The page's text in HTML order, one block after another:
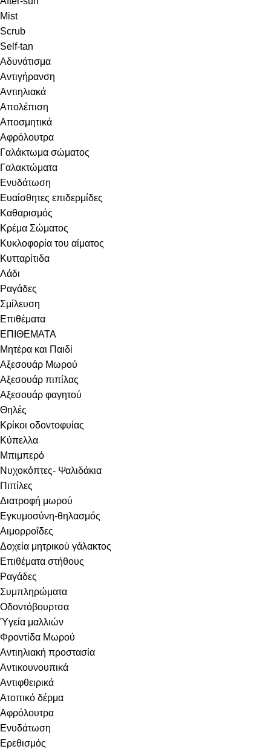
Mist
Scrub
Self-tan
Αδυνάτισμα
Αντιγήρανση
Αντιηλιακά
Απολέπιση
Αποσμητικά
Αφρόλουτρα
Γαλάκτωμα σώματος
Γαλακτώματα
Ενυδάτωση
Ευαίσθητες επιδερμίδες
Καθαρισμός
Κρέμα Σώματος
Κυκλοφορία του αίματος
Κυτταρίτιδα
Λάδι
Ραγάδες
Σμίλευση
Επιθέματα
ΕΠΙΘΕΜΑΤΑ
Μητέρα και Παιδί
Αξεσουάρ Μωρού
Αξεσουάρ πιπίλας
Αξεσουάρ φαγητού
Θηλές
Κρίκοι οδοντοφυίας
Κύπελλα
Μπιμπερό
Νυχοκόπτες- Ψαλιδάκια
Πιπίλες
Διατροφή μωρού
Εγκυμοσύνη-θηλασμός
Αιμορροΐδες
Δοχεία μητρικού γάλακτος
Επιθέματα στήθους
Ραγάδες
Συμπληρώματα
Οδοντόβουρτσα
Ύγεία μαλλιών
Φροντίδα Μωρού
Αντιηλιακή προστασία
Αντικουνουπικά
Αντιφθειρικά
Ατοπικό δέρμα
Αφρόλουτρα
Ενυδάτωση
Ερεθισμός